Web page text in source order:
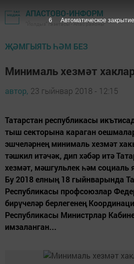
АПАСТОВО-ИНФОРМ
"Йолдыз" газетасы - Апас районы
ҖӘМГЫЯТЬ ҺӘМ БЕЗ
Минималь хезмәт
автор, 23 гыйнвар 2018 - 12:15
Татарстан республикасы
тыш секторына караган
эшчеләрнең минималь хезмәт
тәшкил итәчәк, дип хәбәр итә
хезмәт, мәшгульлек һәм социаль
Бу 2018 елның 18 гыйнварында
Республикасы профсоюзлар
бирүчеләр берлегенең
Республикасы Министрлар
имзаланган...
5 Автоматическое